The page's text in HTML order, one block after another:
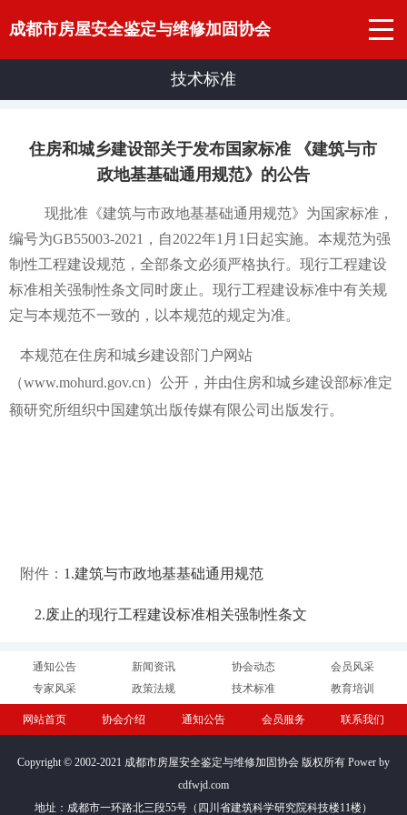
成都市房屋安全鉴定与维修加固协会
技术标准
住房和城乡建设部关于发布国家标准 《建筑与市
政地基基础通用规范》的公告
现批准《建筑与市政地基基础通用规范》为国家标准，
编号为GB55003-2021，自2022年1月1日起实施。本规范为强
制性工程建设规范，全部条文必须严格执行。现行工程建设
标准相关强制性条文同时废止。现行工程建设标准中有关规
定与本规范不一致的，以本规范的规定为准。
本规范在住房和城乡建设部门户网站
（www.mohurd.gov.cn）公开，并由住房和城乡建设部标准定
额研究所组织中国建筑出版传媒有限公司出版发行。
附件： 1.建筑与市政地基基础通用规范
2.废止的现行工程建设标准相关强制性条文
通知公告 新闻资讯 协会动态
会员风采
专家风采
政策法规 技术标准 教育培训
网站首页 协会介绍 通知公告 会员服务 联系我们
Copyright © 2002-2021 成都市房屋安全鉴定与维修加固协会 版权所有 Power by
cdfwjd.com
地址：成都市一环路北三段55号（四川省建筑科学研究院科技楼11楼）